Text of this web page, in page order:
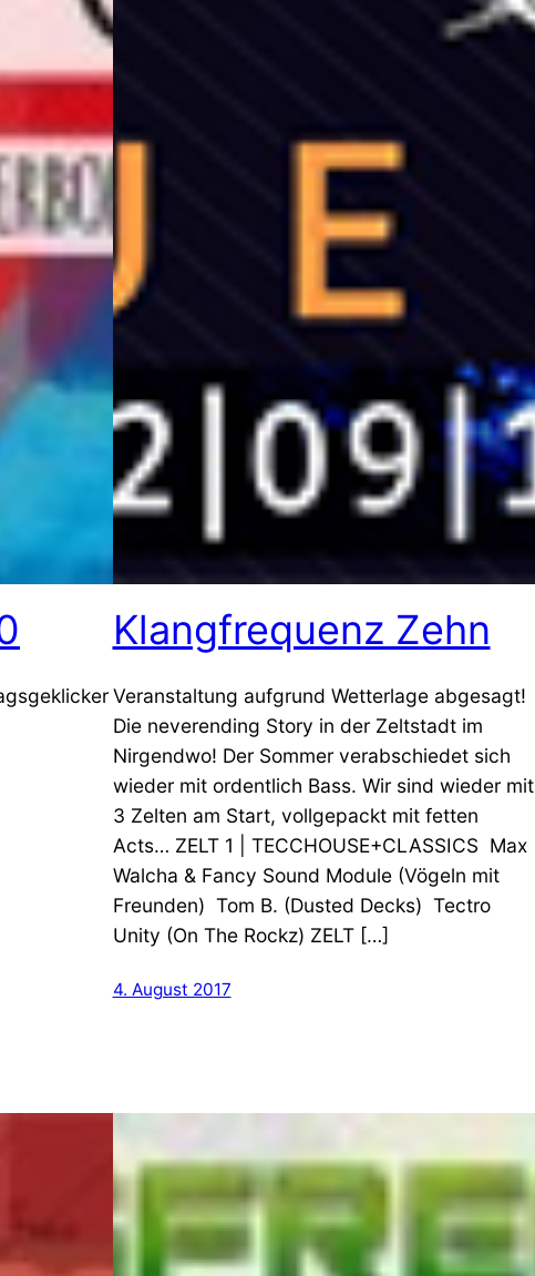
Klangfrequenz Zehn
Veranstaltung aufgrund Wetterlage abgesagt!
Die neverending Story in der Zeltstadt im
Nirgendwo! Der Sommer verabschiedet sich
wieder mit ordentlich Bass. Wir sind wieder mit
3 Zelten am Start, vollgepackt mit fetten
Acts… ZELT 1 | TECCHOUSE+CLASSICS Max
Walcha & Fancy Sound Module (Vögeln mit
Freunden) Tom B. (Dusted Decks) Tectro
Unity (On The Rockz) ZELT […]
4. August 2017